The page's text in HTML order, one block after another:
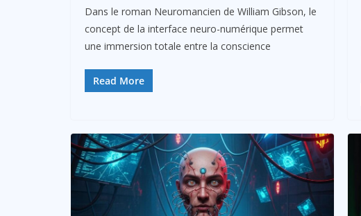
Dans le roman Neuromancien de William Gibson, le
concept de la interface neuro-numérique permet
une immersion totale entre la conscience
Read More